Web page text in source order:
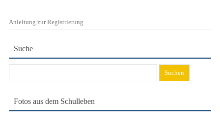
Anleitung zur Registrierung
Suche
nach:
Fotos aus dem Schulleben